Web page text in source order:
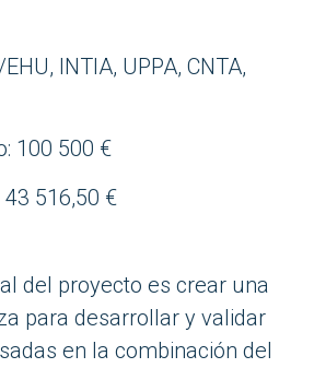
INTIA, UPPA, CNTA,
100 500 €
516,50 €
del proyecto es crear una
para desarrollar y validar
en la combinación del